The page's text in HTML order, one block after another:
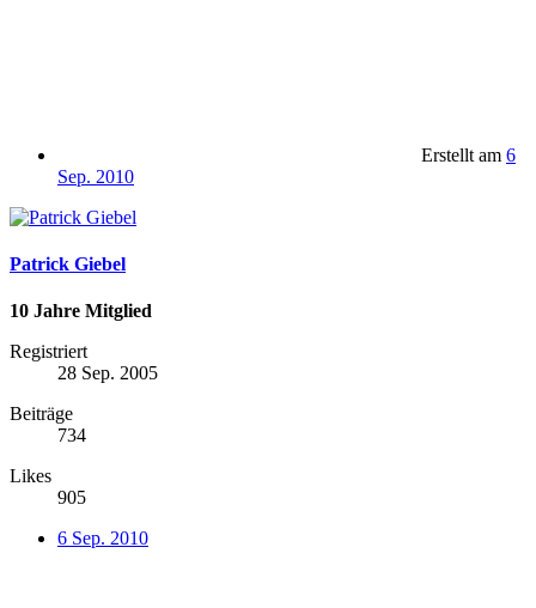
Erstellt am 6
Sep. 2010
Patrick Giebel
10 Jahre Mitglied
Registriert
28 Sep. 2005
Beiträge
734
Likes
905
6 Sep. 2010